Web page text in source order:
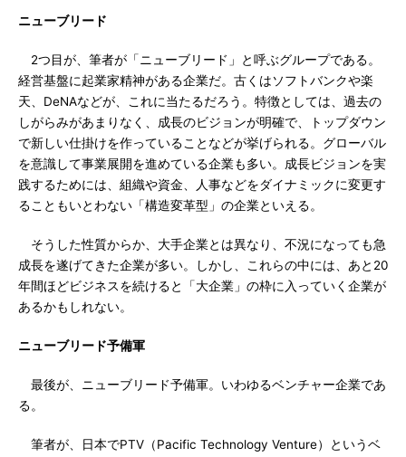
ニューブリード
2つ目が、筆者が「ニューブリード」と呼ぶグループである。
経営基盤に起業家精神がある企業だ。古くはソフトバンクや楽
天、DeNAなどが、これに当たるだろう。特徴としては、過去の
しがらみがあまりなく、成長のビジョンが明確で、トップダウン
で新しい仕掛けを作っていることなどが挙げられる。グローバル
を意識して事業展開を進めている企業も多い。成長ビジョンを実
践するためには、組織や資金、人事などをダイナミックに変更す
ることもいとわない「構造変革型」の企業といえる。
そうした性質からか、大手企業とは異なり、不況になっても急
成長を遂げてきた企業が多い。しかし、これらの中には、あと20
年間ほどビジネスを続けると「大企業」の枠に入っていく企業が
あるかもしれない。
ニューブリード予備軍
最後が、ニューブリード予備軍。いわゆるベンチャー企業であ
る。
筆者が、日本でPTV（Pacific Technology Venture）というベ